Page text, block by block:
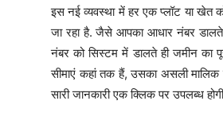
इस नई व्यवस्था में हर एक प्लॉट या खेत
जा रहा है. जैसे आपका आधार नंबर
नंबर को सिस्टम में डालते ही जमीन का
सीमाएं कहां तक हैं, उसका असली
सारी जानकारी एक क्लिक पर उपलब्ध